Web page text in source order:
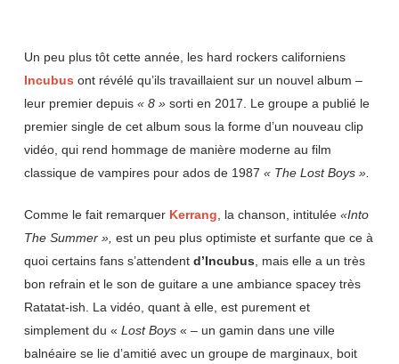
Un peu plus tôt cette année, les hard rockers californiens
Incubus ont révélé qu’ils travaillaient sur un nouvel album –
leur premier depuis « 8 » sorti en 2017. Le groupe a publié le
premier single de cet album sous la forme d’un nouveau clip
vidéo, qui rend hommage de manière moderne au film
classique de vampires pour ados de 1987 « The Lost Boys ».
Comme le fait remarquer Kerrang , la chanson, intitulée «Into
The Summer », est un peu plus optimiste et surfante que ce à
quoi certains fans s’attendent d’Incubus , mais elle a un très
bon refrain et le son de guitare a une ambiance spacey très
Ratatat-ish. La vidéo, quant à elle, est purement et
simplement du « Lost Boys« – un gamin dans une ville
balnéaire se lie d’amitié avec un groupe de marginaux, boit